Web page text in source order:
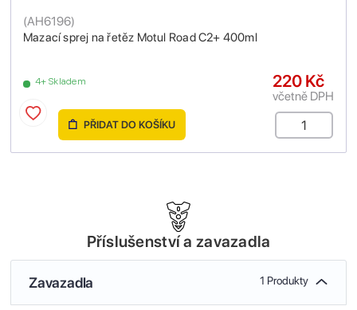
Mazací sprej na řetěz Motul Road C2+ 400ml
(AH6196)
4+ Skladem 220 Kč
včetně DPH
PŘIDAT DO KOŠÍKU
Příslušenství a zavazadla
Zavazadla 1 Produkty